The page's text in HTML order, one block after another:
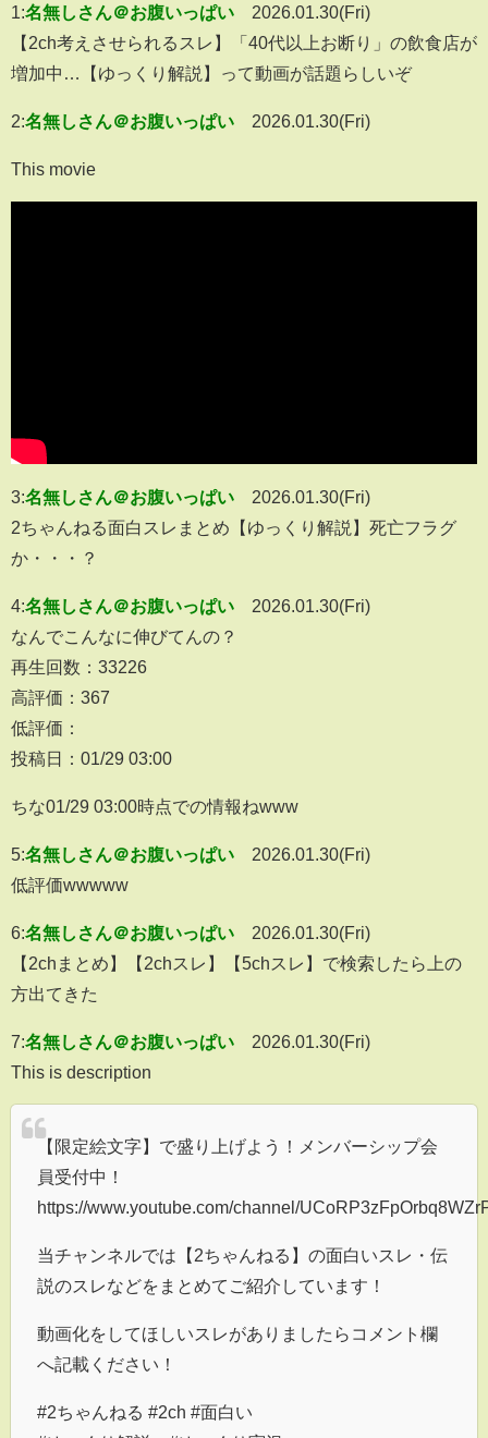
1:名無しさん＠お腹いっぱい
2026.01.30(Fri)
【2ch考えさせられるスレ】「40代以上お断り」の飲食店が
増加中…【ゆっくり解説】って動画が話題らしいぞ
2:名無しさん＠お腹いっぱい 2026.01.30(Fri)
This movie
3:名無しさん＠お腹いっぱい
2026.01.30(Fri)
2ちゃんねる面白スレまとめ【ゆっくり解説】死亡フラグ
か・・・？
4:名無しさん＠お腹いっぱい
2026.01.30(Fri)
なんでこんなに伸びてんの？
再生回数：33226
高評価：367
低評価：
投稿日：01/29 03:00
ちな01/29 03:00時点での情報ねwww
5:名無しさん＠お腹いっぱい
2026.01.30(Fri)
低評価wwwww
6:名無しさん＠お腹いっぱい
2026.01.30(Fri)
【2chまとめ】【2chスレ】【5chスレ】で検索したら上の
方出てきた
7:名無しさん＠お腹いっぱい
2026.01.30(Fri)
This is description
【限定絵文字】で盛り上げよう！メンバーシップ会
員受付中！
https://www.youtube.com/channel/
当チャンネルでは【2ちゃんねる】の面白いスレ・伝
説のスレなどをまとめてご紹介しています！
動画化をしてほしいスレがありましたらコメント欄
へ記載ください！
#2ちゃんねる #2ch #面白い